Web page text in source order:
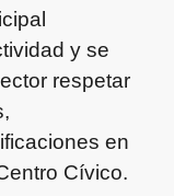
y se
respetar
en
Cívico.